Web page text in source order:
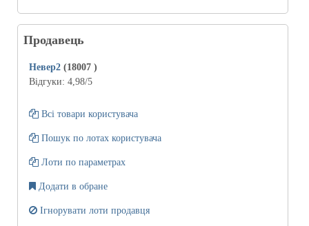
Продавець
Невер2 (18007 )
Відгуки: 4,98/5
Всі товари користувача
Пошук по лотах користувача
Лоти по параметрах
Додати в обране
Ігнорувати лоти продавця